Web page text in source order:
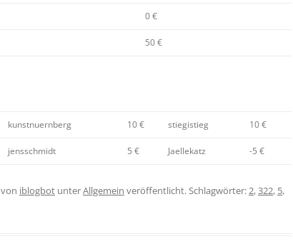
0 €
50 €
kunstnuernberg 10 € stiegistieg 10 €
jensschmidt 5 € Jaellekatz -5 €
von iblogbot unterAllgemein veröffentlicht. Schlagwörter:2,322, 5,